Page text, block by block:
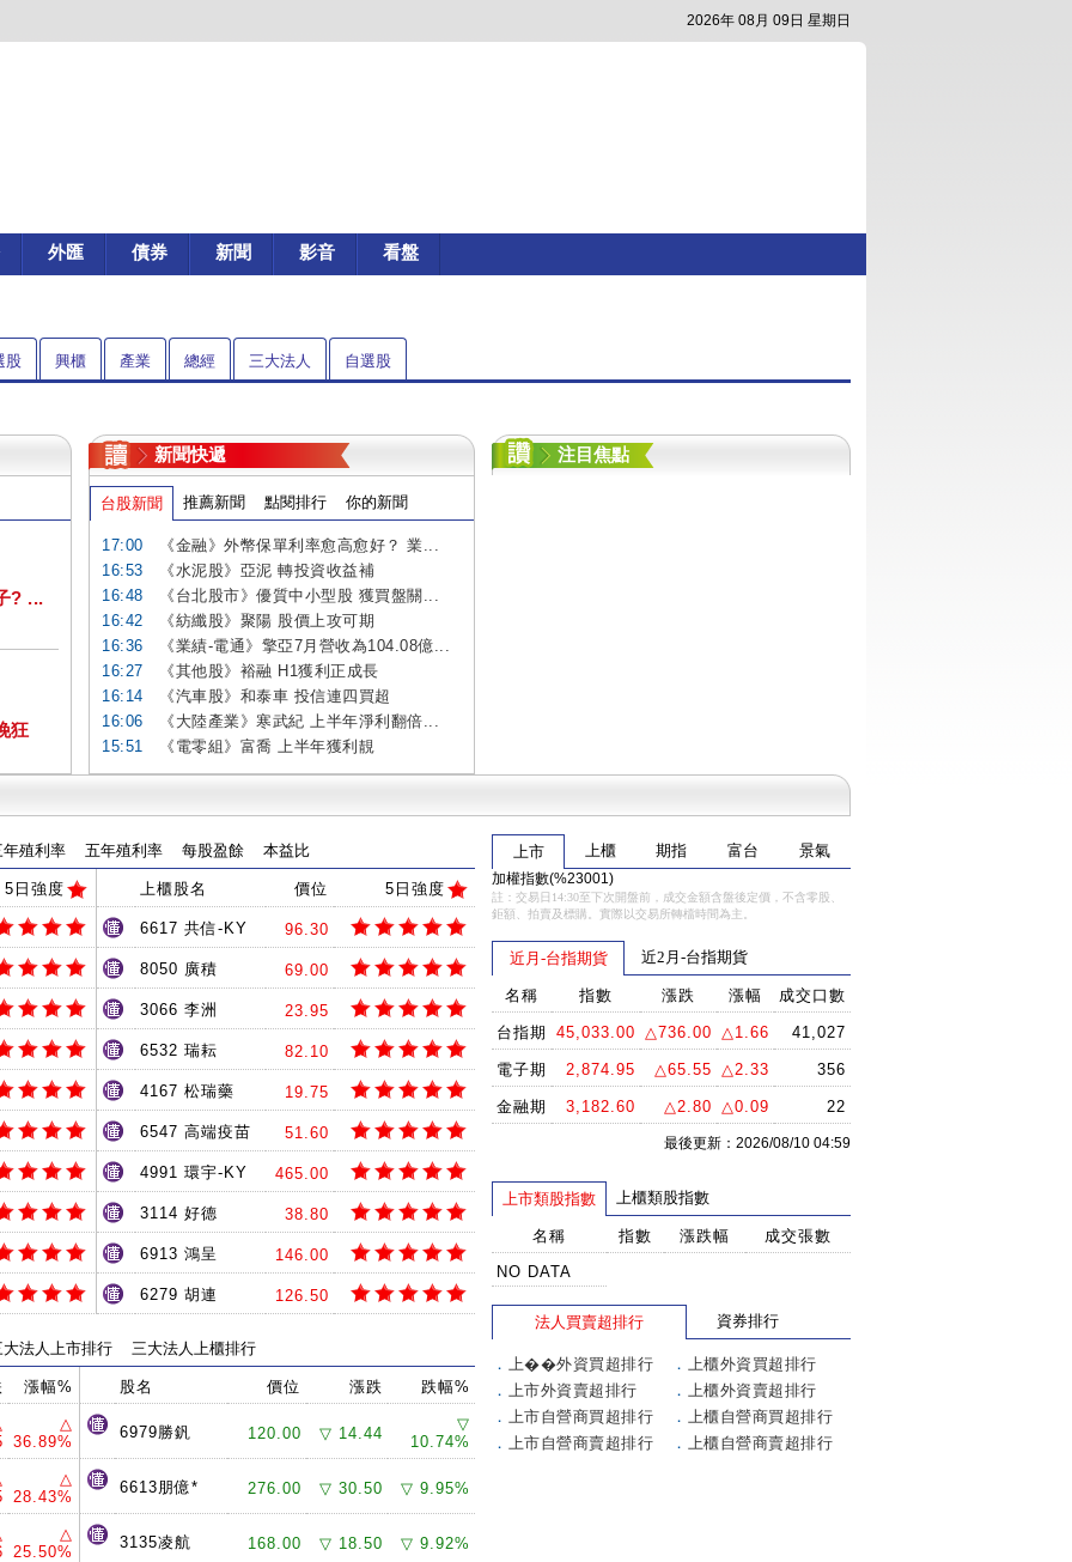
2026年 08月 09日 星期日
外匯 債券 新聞 影音 看盤
股 興櫃 產業 總經 三大法人 自選股
? ...
狂
新聞快遞
台股新聞 推薦新聞 點閱排行 你的新聞
17:00
《金融》外幣保單利率愈高愈好？ 業...
16:53
《水泥股》亞泥 轉投資收益補
16:48
《台北股市》優質中小型股 獲買盤關...
16:42
《紡纖股》聚陽 股價上攻可期
16:36
《業績-電通》擎亞7月營收為104.08億...
16:27
《其他股》裕融 H1獲利正成長
16:14
《汽車股》和泰車 投信連四買超
16:06
《大陸產業》寒武紀 上半年淨利翻倍...
15:51
《電零組》富喬 上半年獲利靚
注目焦點
年殖利率 五年殖利率 每股盈餘 本益比
5日強度 上櫃股名 價位 5日強度
6617 共信-KY 96.30
8050 廣積 69.00
3066 李洲 23.95
6532 瑞耘 82.10
4167 松瑞藥 19.75
6547 高端疫苗 51.60
4991 環宇-KY 465.00
3114 好德 38.80
6913 鴻呈 146.00
6279 胡連 126.50
大法人上市排行 三大法人上櫃排行
漲幅%
△
36.89%
△
28.43%
△
25.50%
股名 價位 漲跌 跌幅%
6979勝釩 120.00 ▽ 14.44
▽
10.74%
6613朋億* 276.00 ▽ 30.50 ▽ 9.95%
3135凌航 168.00 ▽ 18.50 ▽ 9.92%
上市 上櫃 期指 富台 景氣
加權指數(%23001)
註：交易日14:30至下次開盤前，成交金額含盤後定價，不含零股、
鉅額、拍賣及標購。實際以交易所轉檔時間為主。
近月-台指期貨 近2月-台指期貨
名稱 指數 漲跌 漲幅 成交口數
台指期 45,033.00 △736.00 △1.66 41,027
電子期 2,874.95 △65.55 △2.33 356
金融期 3,182.60 △2.80 △0.09 22
最後更新：2026/08/10 04:59
上市類股指數 上櫃類股指數
名稱 指數 漲跌幅
成交張數
NO DATA
法人買賣超排行 資券排行
． 上��外資買超排行
． 上市外資賣超排行
． 上市自營商買超排行
． 上市自營商賣超排行
． 上櫃外資買超排行
． 上櫃外資賣超排行
． 上櫃自營商買超排行
． 上櫃自營商賣超排行